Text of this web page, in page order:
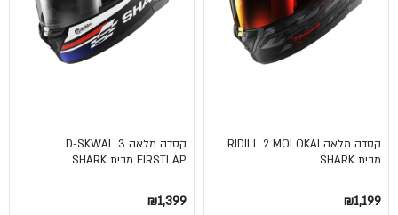
קסדה מלאה RIDILL 2 MOLOKAI
מבית SHARK
₪1,199
קסדה מלאה D-SKWAL 3
FIRSTLAP מבית SHARK
₪1,399